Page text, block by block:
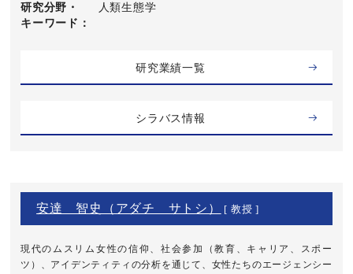
研究分野・
キーワード
人類生態学
研究業績一覧
シラバス情報
安達 智史（アダチ サトシ） [ 教授 ]
現代のムスリム女性の信仰、社会参加（教育、キャリア、スポー
ツ）、アイデンティティの分析を通じて、女性たちのエージェンシー